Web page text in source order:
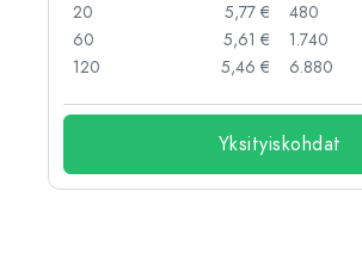
20
5,77 €
60
5,61 €
120
5,46 €
480
1.740
6.880
Yksityiskohdat